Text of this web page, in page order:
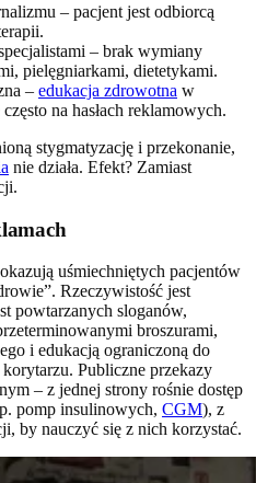
– pacjent jest odbiorcą
– brak wymiany
pielęgniarkami, dietetykami.
– edukacja zdrowotna w
na hasłach reklamowych.
stygmatyzację i przekonanie,
nie działa. Efekt? Zamiast
uśmiechniętych pacjentów
Rzeczywistość jest
powtarzanych sloganów,
broszurami,
i edukacją ograniczoną do
Publiczne przekazy
– z jednej strony rośnie dostęp
pomp insulinowych, CGM), z
by nauczyć się z nich korzystać.